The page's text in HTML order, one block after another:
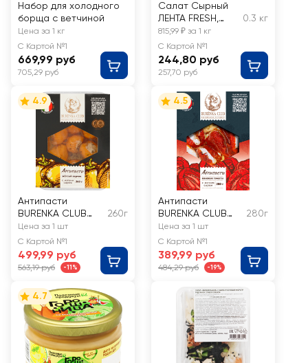
Набор для холодного
борща с ветчиной
Цена за 1 кг
С Картой №1
669,99 руб
705,29 руб
Салат Сырный
ЛЕНТА FRESH,
весовой
0.3 кг
815,99 ₽ за 1 кг
С Картой №1
244,80 руб
257,70 руб
4.9
Антипасти
BURENKA CLUB
Желтый перчик с
мягким сыром в
масле
260г
Цена за 1 шт
С Картой №1
499,99 руб
563,19 руб -11%
4.5
Антипасти
BURENKA CLUB
Томаты вяленые с
мягким сыром в
масле
280г
Цена за 1 шт
С Картой №1
389,99 руб
484,29 руб -19%
4.7